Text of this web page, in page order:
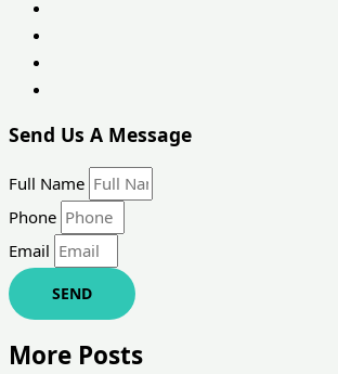
Send Us A Message
Full Name
Phone
Email
SEND
More Posts